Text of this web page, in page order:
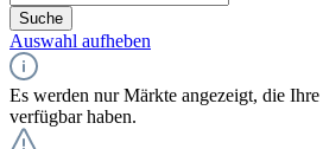
Suche
Auswahl aufheben
Es werden nur Märkte angezeigt, die
verfügbar haben.